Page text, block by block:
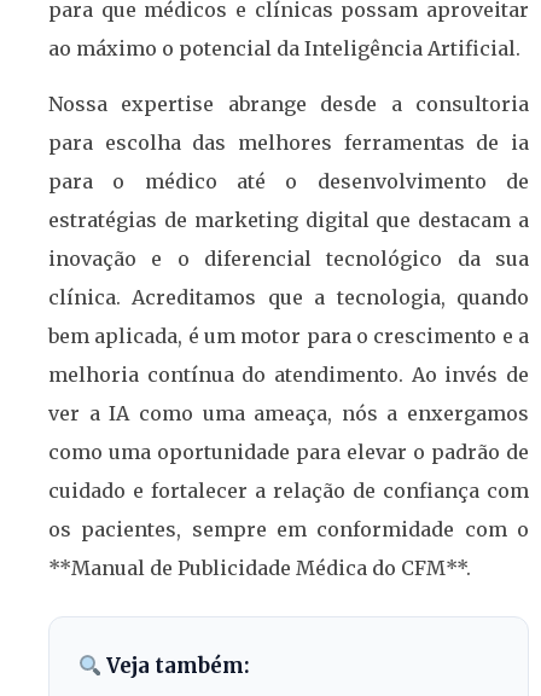
para que médicos e clínicas possam aproveitar
ao máximo o potencial da Inteligência Artificial.
Nossa expertise abrange desde a consultoria
para escolha das melhores ferramentas de ia
para o médico até o desenvolvimento de
estratégias de marketing digital que destacam a
inovação e o diferencial tecnológico da sua
clínica. Acreditamos que a tecnologia, quando
bem aplicada, é um motor para o crescimento e a
melhoria contínua do atendimento. Ao invés de
ver a IA como uma ameaça, nós a enxergamos
como uma oportunidade para elevar o padrão de
cuidado e fortalecer a relação de confiança com
os pacientes, sempre em conformidade com o
**Manual de Publicidade Médica do CFM**.
Veja também: